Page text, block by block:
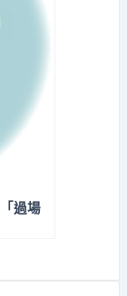
過場